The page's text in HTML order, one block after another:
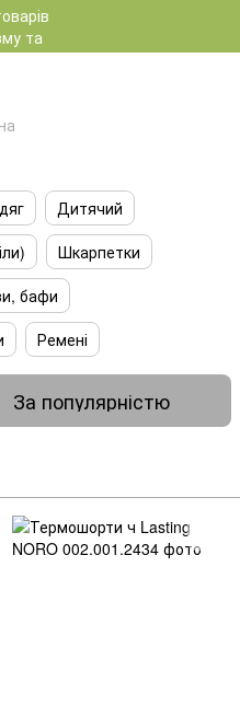
Дитячий
Шкарпетки
бафи
Ремені
За популярністю